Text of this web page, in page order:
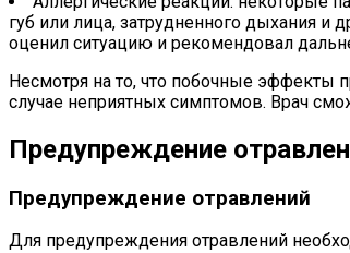
губ или лица, затрудненного дыхания и
оценил ситуацию и рекомендовал
Несмотря на то, что побочные эффекты
случае неприятных симптомов. Врач
Предупреждение
Предупреждение отравлений
Для предупреждения отравлений